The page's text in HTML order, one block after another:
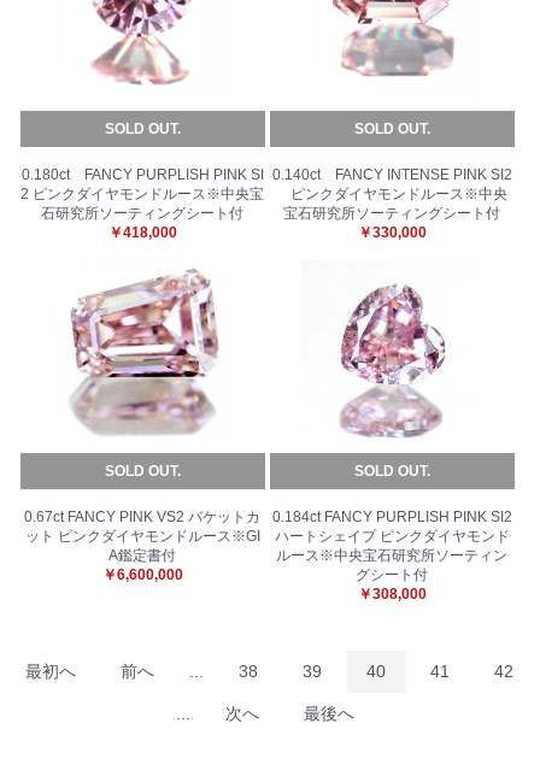
SOLD OUT.
0.180ct FANCY PURPLISH PINK SI
2 ピンクダイヤモンドルース※中央宝
石研究所ソーティングシート付
￥418,000
SOLD OUT.
0.140ct FANCY INTENSE PINK SI2
ピンクダイヤモンドルース※中央
宝石研究所ソーティングシート付
￥330,000
SOLD OUT.
0.67ct FANCY PINK VS2 バケットカ
ット ピンクダイヤモンドルース※GI
A鑑定書付
￥6,600,000
SOLD OUT.
0.184ct FANCY PURPLISH PINK SI2
ハートシェイプ ピンクダイヤモンド
ルース※中央宝石研究所ソーティン
グシート付
￥308,000
最初へ 前へ 38 39 40 41 42
次へ 最後へ